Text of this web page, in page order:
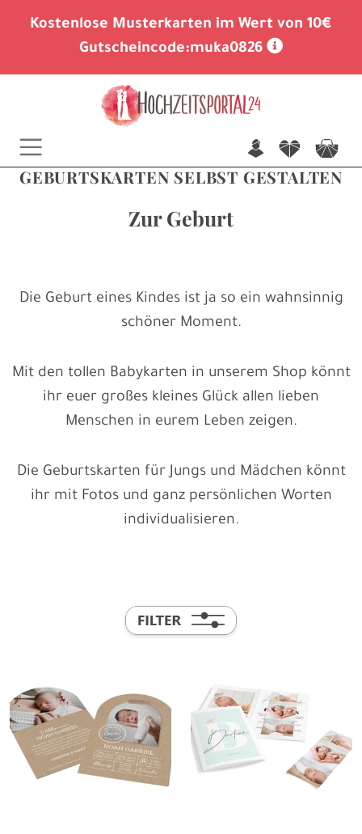
Kostenlose Musterkarten im Wert von 10€
Gutscheincode:muka0826
n f c
GEBURTSKARTEN SELBST GESTALTEN
Zur Geburt
Die Geburt eines Kindes ist ja so ein wahnsinnig
schöner Moment.
Mit den tollen Babykarten in unserem Shop könnt
ihr euer großes kleines Glück allen lieben
Menschen in eurem Leben zeigen.
Die Geburtskarten für Jungs und Mädchen könnt
ihr mit Fotos und ganz persönlichen Worten
individualisieren.